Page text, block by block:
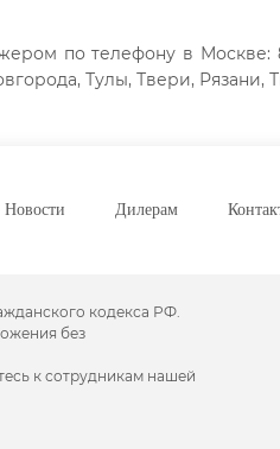
по телефону в Москве:
Тулы, Твери, Рязани,
Новости Дилерам
кодекса РФ.
без
к сотрудникам нашей